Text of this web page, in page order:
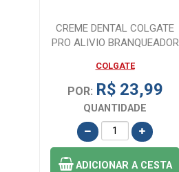
CREME DENTAL COLGATE
PRO ALIVIO BRANQUEADOR
COLGATE
POR: R$ 23,99
QUANTIDADE
ADICIONAR A CESTA